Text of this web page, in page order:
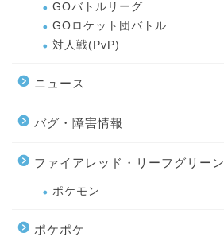
GOバトルリーグ
GOロケット団バトル
対人戦(PvP)
ニュース
バグ・障害情報
ファイアレッド・リーフグリーン
ポケモン
ポケポケ